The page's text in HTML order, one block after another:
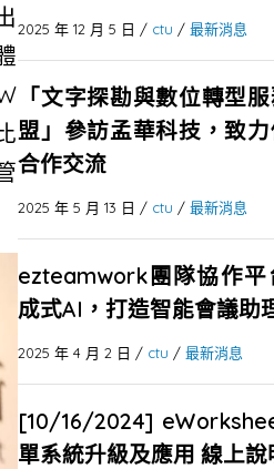
2025 年 12 月 5 日 / ctu /最新消息
「文字探勘與數位轉型
盟」參訪孟華科技，致
合作交流
2025 年 5 月 13 日 / ctu /最新消息
ezteamwork團隊協作平
成式AI，打造智能會議助
2025 年 4 月 2 日 / ctu /最新消息
[10/16/2024]
單系統升級及應用 線上說